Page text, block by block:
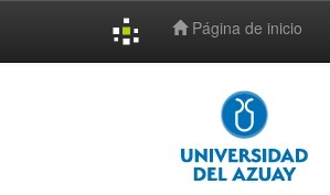
Página de inicio